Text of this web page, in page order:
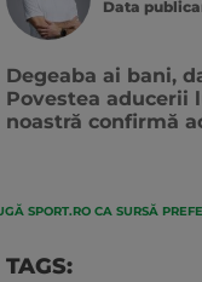
Data
Degeaba ai bani,
Povestea aducerii
noastră confirmă
SPORT.RO CA SURSĂ
TAGS: